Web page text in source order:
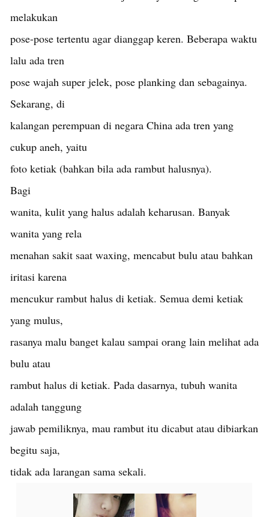
melakukan
pose-pose tertentu agar dianggap keren. Beberapa waktu
lalu ada tren
pose wajah super jelek, pose planking dan sebagainya.
Sekarang, di
kalangan perempuan di negara China ada tren yang
cukup aneh, yaitu
foto ketiak (bahkan bila ada rambut halusnya).
Bagi
wanita, kulit yang halus adalah keharusan. Banyak
wanita yang rela
menahan sakit saat waxing, mencabut bulu atau bahkan
iritasi karena
mencukur rambut halus di ketiak. Semua demi ketiak
yang mulus,
rasanya malu banget kalau sampai orang lain melihat ada
bulu atau
rambut halus di ketiak. Pada dasarnya, tubuh wanita
adalah tanggung
jawab pemiliknya, mau rambut itu dicabut atau dibiarkan
begitu saja,
tidak ada larangan sama sekali.